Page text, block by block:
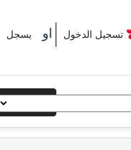
يبحث
تسجيل الدخول او يسجل